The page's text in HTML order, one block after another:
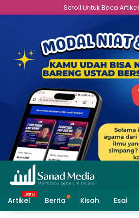
to
Scroll Untuk Baca Artikel
Artikel Berita Kisah Esai